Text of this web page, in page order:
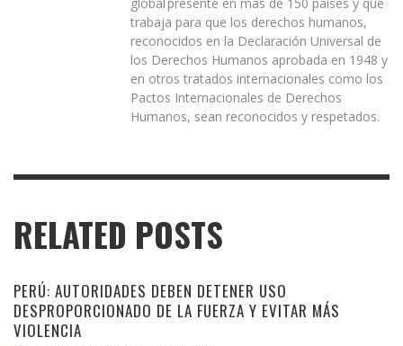
global presente en más de 150 países y que
trabaja para que los derechos humanos,
reconocidos en la Declaración Universal de
los Derechos Humanos aprobada en 1948 y
en otros tratados internacionales como los
Pactos Internacionales de Derechos
Humanos, sean reconocidos y respetados.
RELATED POSTS
PERÚ: AUTORIDADES DEBEN DETENER USO
DESPROPORCIONADO DE LA FUERZA Y EVITAR MÁS
VIOLENCIA